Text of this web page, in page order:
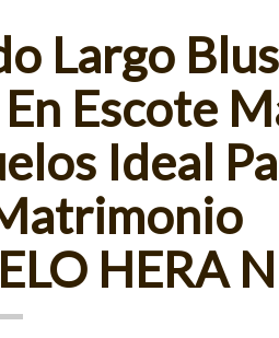
Largo
Escote
Ideal
HERA